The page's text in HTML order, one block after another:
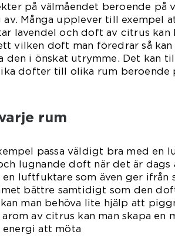
på välmåendet beroende på
av. Många upplever till exempel
lavendel och doft av citrus kan
vilken doft man föredrar så kan
den i önskat utrymme. Det kan
dofter till olika rum beroende
rum
passa väldigt bra med en
lugnande doft när det är dags
en luftfuktare som även ger ifrån
bättre samtidigt som den
man behöva lite hjälp att
av citrus kan man skapa en
att möta